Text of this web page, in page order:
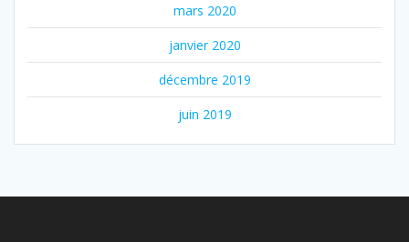
mars 2020
janvier 2020
décembre 2019
juin 2019